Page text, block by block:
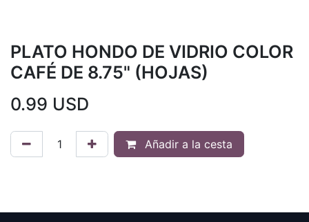
PLATO HONDO DE VIDRIO COLOR
CAFÉ DE 8.75" (HOJAS)
0.99 USD
Añadir a la cesta